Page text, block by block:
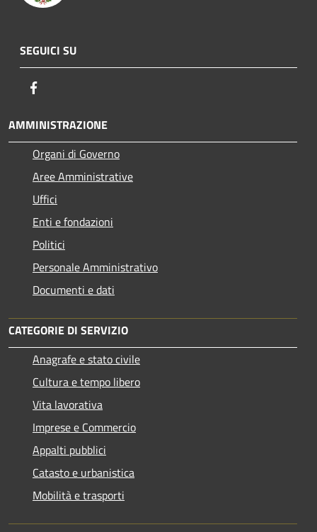
SEGUICI SU
AMMINISTRAZIONE
Organi di Governo
Aree Amministrative
Uffici
Enti e fondazioni
Politici
Personale Amministrativo
Documenti e dati
CATEGORIE DI SERVIZIO
Anagrafe e stato civile
Cultura e tempo libero
Vita lavorativa
Imprese e Commercio
Appalti pubblici
Catasto e urbanistica
Mobilità e trasporti